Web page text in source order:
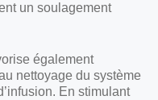
un soulagement
également
nettoyage du système
En stimulant